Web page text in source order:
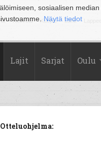
sosiaalisen
Näytä tiedot
Kouvola Kuopio Lahti
Lajit Sarjat Oulu